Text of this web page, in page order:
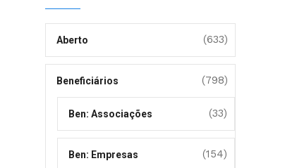
Aberto (633)
Beneficiários (798)
Ben: Associações (33)
Ben: Empresas (154)